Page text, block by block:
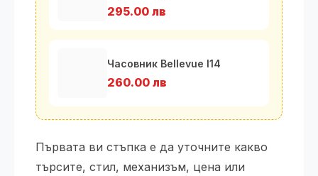
295.00 лв
Часовник Bellevue I14
260.00 лв
Първата ви стъпка е да уточните какво
търсите, стил, механизъм, цена или